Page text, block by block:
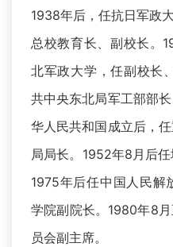
1938年后，任抗日军政
总校教育长、副校长。
北军政大学，任副校长
共中央东北局军工部部
华人民共和国成立后，
局局长。1952年8月后任
1975年后任中国人民解
学院副院长。1980年8
员会副主席。